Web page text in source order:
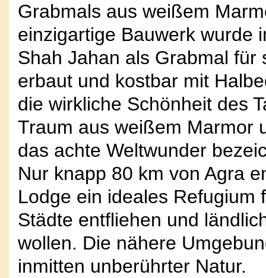
Grabmals aus weißem
einzigartige Bauwerk wurde
Shah Jahan als Grabmal
erbaut und kostbar mit
die wirkliche Schönheit des
Traum aus weißem Marmor
das achte Weltwunder
Nur knapp 80 km von Agra
Lodge ein ideales Refugium
Städte entfliehen und
wollen. Die nähere
inmitten unberührter Natur.